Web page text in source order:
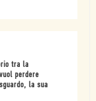
tra la
perdere
la sua